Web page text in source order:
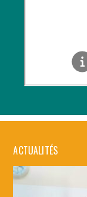
ACTUALITÉS